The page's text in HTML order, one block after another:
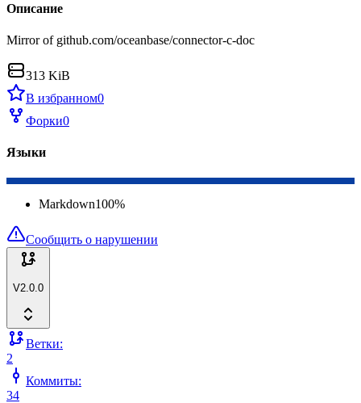
Описание
Mirror of github.com/oceanbase/connector-c-doc
313 KiB
В избранном0
Форки0
Языки
Markdown100%
Сообщить о нарушении
V2.0.0
Ветки:
2
Коммиты:
34